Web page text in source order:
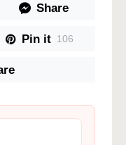
Share
Pin it 106